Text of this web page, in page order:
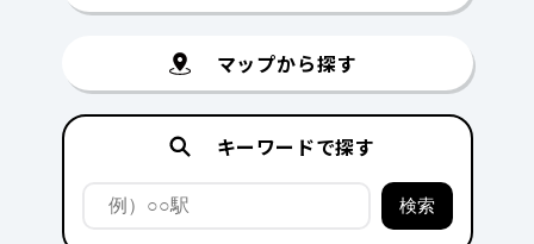
マップから探す
キーワードで探す